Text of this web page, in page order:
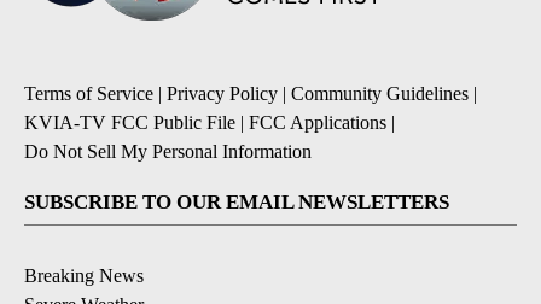
Terms of Service | Privacy Policy | Community Guidelines |
KVIA-TV FCC Public File | FCC Applications |
Do Not Sell My Personal Information
SUBSCRIBE TO OUR EMAIL NEWSLETTERS
Breaking News